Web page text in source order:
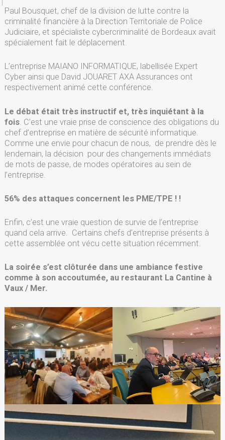
Paul Bousquet, chef de la division de lutte contre la
criminalité financière à la Direction Territoriale de Police
Judiciaire, et spécialiste cybercriminalité de Bordeaux avait
spécialement fait le déplacement.
L’entreprise MAIANO INFORMATIQUE, labellisée Expert
Cyber ainsi que David JOUARET AXA Assurances ont
respectivement animé cette conférence.
Le débat était très instructif et, très inquiétant à la
fois. C’est une vraie prise de conscience des obligations du
chef d’entreprise en matière de sécurité informatique.
Comme une envie pour chacun de nous, de prendre dès le
lendemain, la décision pour des changements immédiats
de mots de passe, de modes opératoires au sein de
l’entreprise.
56% des attaques concernent les PME/TPE ! !
Enfin, c’est une vraie question de survie de l’entreprise
quand cela arrive. Certains chefs d’entreprise présents à
cette assemblée ont vécu cette situation récemment.
La soirée s’est clôturée dans une ambiance festive
comme à son accoutumée, au restaurant La Cantine à
Vaux / Mer.